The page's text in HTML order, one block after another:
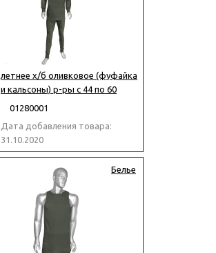
летнее х/б оливковое (фуфайка
и кальсоны) р-ры с 44 по 60
01280001
Дата добавления товара:
31.10.2020
Белье